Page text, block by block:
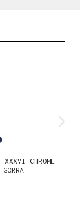
XXXVI CHROME